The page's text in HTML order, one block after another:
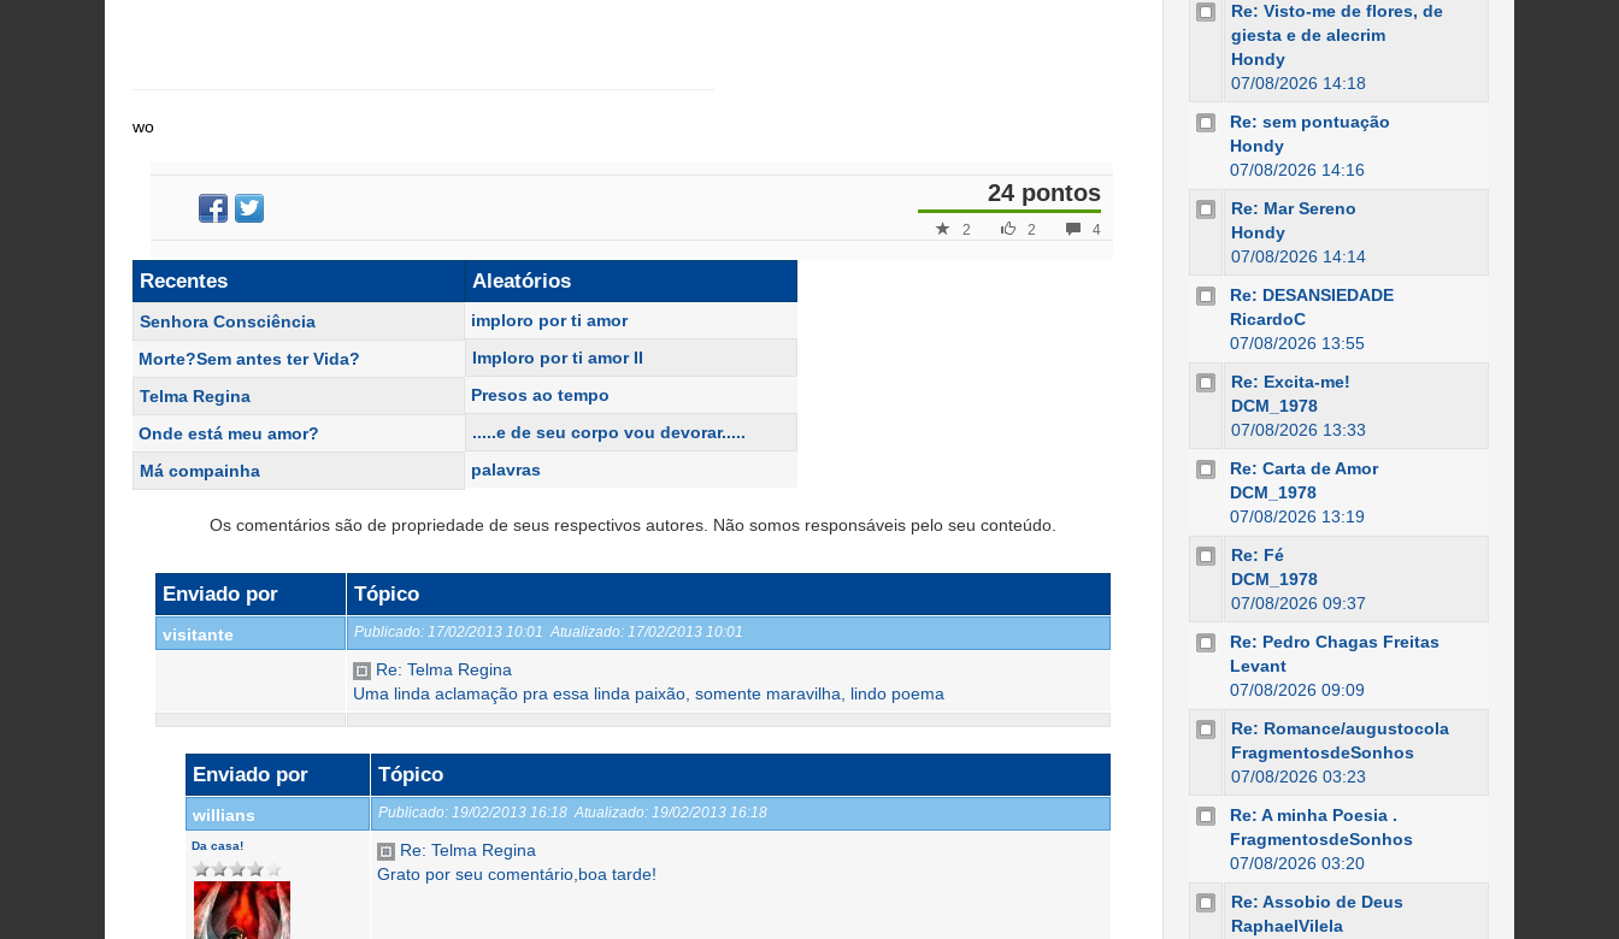
wo
24 pontos
4
2
2
Recentes
Senhora Consciência
Morte?Sem antes ter Vida?
Telma Regina
Onde está meu amor?
Má compainha
Aleatórios
imploro por ti amor
Imploro por ti amor II
Presos ao tempo
.....e de seu corpo vou devorar.....
palavras
Os comentários são de propriedade de seus respectivos autores. Não somos responsáveis pelo seu conteúdo.
Enviado por Tópico
visitante Publicado: 17/02/2013 10:01 Atualizado: 17/02/2013 10:01
Re: Telma Regina
Uma linda aclamação pra essa linda paixão, somente maravilha, lindo poema
Enviado por Tópico
willians Publicado: 19/02/2013 16:18 Atualizado: 19/02/2013 16:18
Da casa!
Re: Telma Regina
Grato por seu comentário,boa tarde!
Re: Visto-me de flores, de
giesta e de alecrim
Hondy
07/08/2026 14:18
Re: sem pontuação
Hondy
07/08/2026 14:16
Re: Mar Sereno
Hondy
07/08/2026 14:14
Re: DESANSIEDADE
RicardoC
07/08/2026 13:55
Re: Excita-me!
DCM_1978
07/08/2026 13:33
Re: Carta de Amor
DCM_1978
07/08/2026 13:19
Re: Fé
DCM_1978
07/08/2026 09:37
Re: Pedro Chagas Freitas
Levant
07/08/2026 09:09
Re: Romance/augustocola
FragmentosdeSonhos
07/08/2026 03:23
Re: A minha Poesia .
FragmentosdeSonhos
07/08/2026 03:20
Re: Assobio de Deus
RaphaelVilela